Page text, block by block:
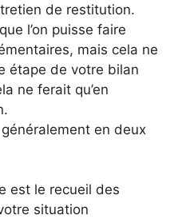
de restitution.
l’on puisse faire
mais cela ne
étape de votre bilan
ne ferait qu’en
en deux
est le recueil des
situation